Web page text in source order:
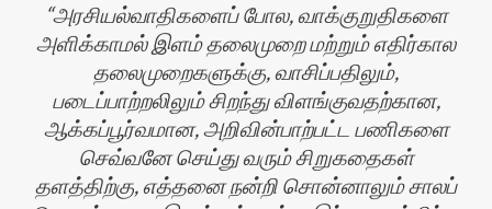
அரசியல்வாதிகளைப் போல, வாக்குறுதிகளை
அளிக்காமல் இளம் தலைமுறை மற்றும் எதிர்கால
தலைமுறைகளுக்கு, வாசிப்பதிலும்,
படைப்பாற்றலிலும் சிறந்து விளங்குவதற்கான,
ஆக்கப்பூர்வமான, அறிவின்பாற்பட்ட பணிகளை
செவ்வனே செய்து வரும் சிறுகதைகள்
தளத்திற்கு, எத்தனை நன்றி சொன்னாலும் சாலப்